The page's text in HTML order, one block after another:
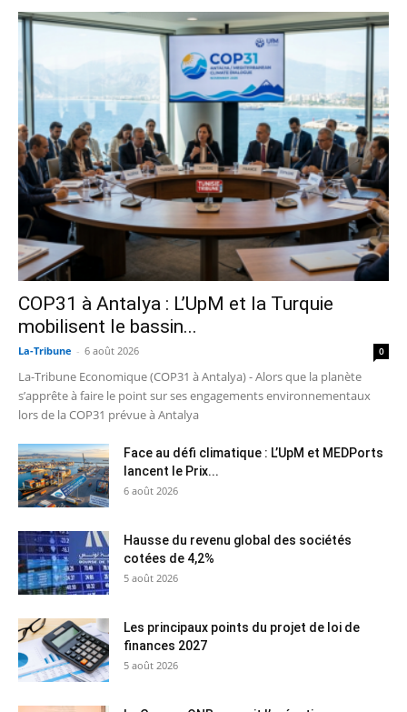
COP31 à Antalya : L’UpM et la Turquie
mobilisent le bassin...
La-Tribune - 6 août 2026 0
La-Tribune Economique (COP31 à Antalya) - Alors que la planète
s’apprête à faire le point sur ses engagements environnementaux
lors de la COP31 prévue à Antalya
Face au défi climatique : L’UpM et MEDPorts
lancent le Prix...
6 août 2026
Hausse du revenu global des sociétés
cotées de 4,2%
5 août 2026
Les principaux points du projet de loi de
finances 2027
5 août 2026